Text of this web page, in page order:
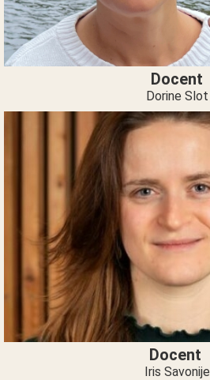
Docent
Dorine Slot
Docent
Iris Savonije